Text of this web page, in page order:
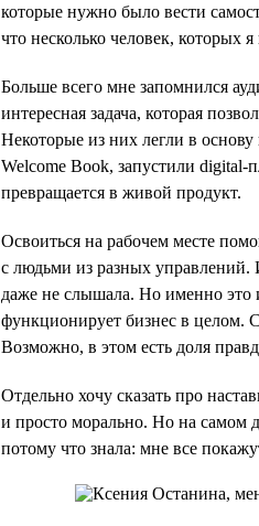
которые нужно было вести
что несколько человек, которых
Больше всего мне запомнился
интересная задача, которая
Некоторые из них легли в
Welcome Book, запустили
превращается в живой продукт.
Освоиться на рабочем месте
с людьми из разных управлений.
даже не слышала. Но именно это
функционирует бизнес в целом.
Возможно, в этом есть доля
Отдельно хочу сказать про
и просто морально. Но на самом
потому что знала: мне все